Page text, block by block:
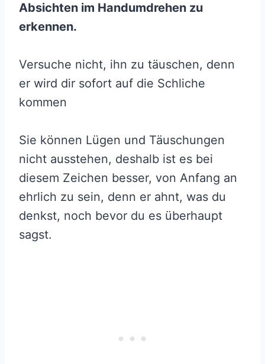
Absichten im Handumdrehen zu
erkennen.
Versuche nicht, ihn zu täuschen, denn
er wird dir sofort auf die Schliche
kommen
Sie können Lügen und Täuschungen
nicht ausstehen, deshalb ist es bei
diesem Zeichen besser, von Anfang an
ehrlich zu sein, denn er ahnt, was du
denkst, noch bevor du es überhaupt
sagst.